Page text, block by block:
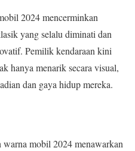
2024 mencerminkan
yang selalu diminati dan
Pemilik kendaraan kini
hanya menarik secara visual,
dan gaya hidup mereka.
warna mobil 2024 menawarkan